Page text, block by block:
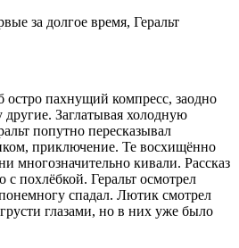
за долгое время, Геральт
пахнущий компресс, заодно
Заглатывая холодную
попутно пересказывал
приключение. Те восхищённо
многозначительно кивали. Рассказ
с похлёбкой. Геральт осмотрел
спадал. Лютик смотрел
глазами, но в них уже было